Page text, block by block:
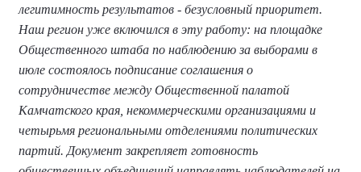
легитимность результатов - безусловный приоритет.
Наш регион уже включился в эту работу: на площадке
Общественного штаба по наблюдению за выборами в
июле состоялось подписание соглашения о
сотрудничестве между Общественной палатой
Камчатского края, некоммерческими организациями и
четырьмя региональными отделениями политических
партий. Документ закрепляет готовность